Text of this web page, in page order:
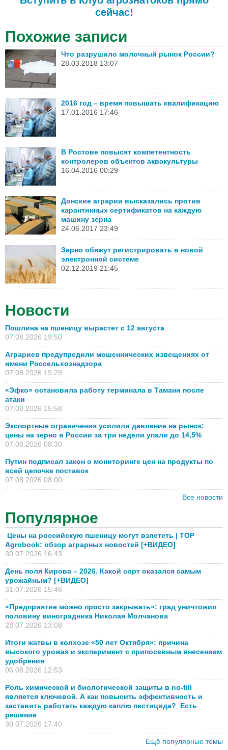
сейчас!
Похожие записи
Что разрушило молочный рынок России?
28.03.2018 13:07
2016 год – время повышать квалификацию
17.01.2016 17:46
В Ростове повысят компетентность
контролеров объектов аквакультуры
16.04.2016 00:29
Донские аграрии высказались против
карантинных сертификатов на каждую
машину зерна
24.06.2017 23:49
Зерно обяжут регистрировать в новой
электронной системе
02.12.2019 21:45
Новости
Пошлина на пшеницу вырастет с 12 августа
07.08.2026 19:50
Аграриев предупредили мошеннических извещениях от
имени Россельхознадзора
07.08.2026 19:29
«Эфко» остановила работу терминала в Тамани после
атаки
07.08.2026 15:58
Экспортные ограничения усилили давление на рынок:
цены на зерно в России за три недели упали до 14,5%
07.08.2026 08:30
Путин подписал закон о мониторинге цен на продукты по
всей цепочке поставок
07.08.2026 08:00
Все новости
Популярное
Цены на российскую пшеницу могут взлететь | TOP
Agrobook: обзор аграрных новостей [+ВИДЕО]
30.07.2026 16:43
День поля Кирова – 2026. Какой сорт оказался самым
урожайным? [+ВИДЕО]
31.07.2026 15:46
«Предприятие можно просто закрывать»: град уничтожил
половину виноградника Николая Молчанова
28.07.2026 13:08
Итоги жатвы в колхозе «50 лет Октября»: причина
высокого урожая и эксперимент с припосевным внесением
удобрения
06.08.2026 12:53
Роль химической и биологической защиты в no-till
является ключевой. А как повысить эффективность и
заставить работать каждую каплю пестицида? Есть
решение
30.07.2026 17:40
Ещё популярные темы